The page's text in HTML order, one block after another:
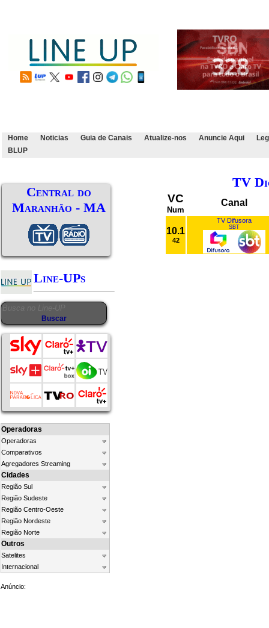
Home Noticias Guia de Canais Atualize-nos Anuncie Aqui
BLUP
Central do
Maranhão - MA
Line-UPs
Operadoras
Operadoras
Comparativos
Agregadores Streaming
Cidades
Região Sul
Região Sudeste
Região Centro-Oeste
Região Nordeste
Região Norte
Outros
Satelites
Internacional
Anúncio:
TV
VC
Num
Canal
10.1
42
TV Difusora
SBT